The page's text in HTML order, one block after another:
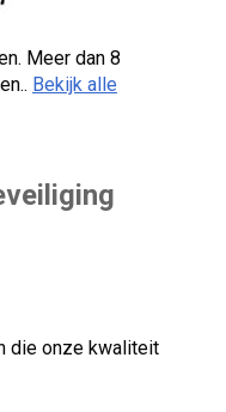
Meer dan 8
Bekijk alle
die onze kwaliteit